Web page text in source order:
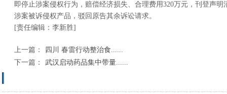
即停止涉案侵权行为，赔偿经济损失、合理费用320万元，刊登声
涉案被诉侵权产品，驳回原告其余诉讼请求。
[责任编辑：李新胜]
上一篇：
四川 春雷行动整治食......
下一篇：
武汉启动药品集中带量......